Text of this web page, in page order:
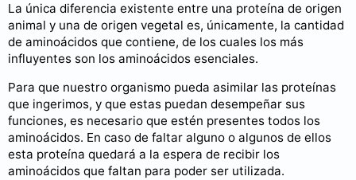
La única diferencia existente entre una proteína de origen
animal y una de origen vegetal es, únicamente, la cantidad
de aminoácidos que contiene, de los cuales los más
influyentes son los aminoácidos esenciales.
Para que nuestro organismo pueda asimilar las proteínas
que ingerimos, y que estas puedan desempeñar sus
funciones, es necesario que estén presentes todos los
aminoácidos. En caso de faltar alguno o algunos de ellos
esta proteína quedará a la espera de recibir los
aminoácidos que faltan para poder ser utilizada.